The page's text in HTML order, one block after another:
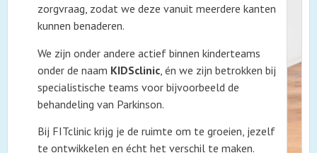
zorgvraag, zodat we deze vanuit meerdere kanten
kunnen benaderen.
We zijn onder andere actief binnen kinderteams
onder de naam KIDSclinic , én we zijn betrokken bij
specialistische teams voor bijvoorbeeld de
behandeling van Parkinson.
Bij FITclinic krijg je de ruimte om te groeien, jezelf
te ontwikkelen en écht het verschil te maken.